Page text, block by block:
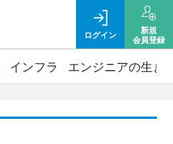
ログイン
新規
会員登録
インフラ エンジニアの生き